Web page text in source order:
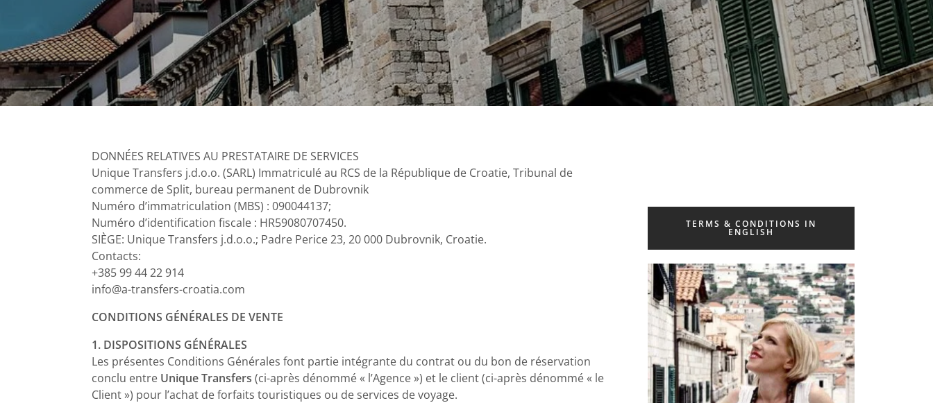
DONNÉES RELATIVES AU PRESTATAIRE DE SERVICES
Unique Transfers j.d.o.o. (SARL) Immatriculé au RCS de la République de Croatie, Tribunal de
commerce de Split, bureau permanent de Dubrovnik
Numéro d’immatriculation (MBS) : 090044137;
Numéro d’identification fiscale : HR59080707450.
SIÈGE: Unique Transfers j.d.o.o.; Padre Perice 23, 20 000 Dubrovnik, Croatie.
Contacts:
+385 99 44 22 914
info@a-transfers-croatia.com
CONDITIONS GÉNÉRALES DE VENTE
1. DISPOSITIONS GÉNÉRALES
Les présentes Conditions Générales font partie intégrante du contrat ou du bon de réservation
conclu entre Unique Transfers (ci-après dénommé « l’Agence ») et le client (ci-après dénommé « le
Client ») pour l’achat de forfaits touristiques ou de services de voyage.
TERMS & CONDITIONS IN
ENGLISH